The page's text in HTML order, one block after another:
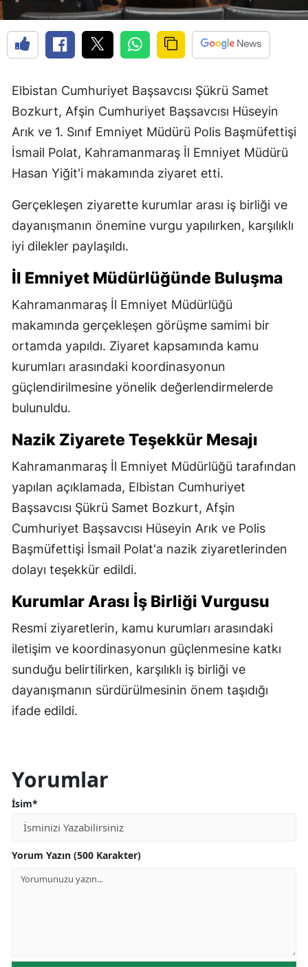
Elbistan Cumhuriyet Başsavcısı Şükrü Samet
Bozkurt, Afşin Cumhuriyet Başsavcısı Hüseyin
Arık ve 1. Sınıf Emniyet Müdürü Polis Başmüfettişi
İsmail Polat, Kahramanmaraş İl Emniyet Müdürü
Hasan Yiğit'i makamında ziyaret etti.
Gerçekleşen ziyarette kurumlar arası iş birliği ve
dayanışmanın önemine vurgu yapılırken, karşılıklı
iyi dilekler paylaşıldı.
İl Emniyet Müdürlüğünde Buluşma
Kahramanmaraş İl Emniyet Müdürlüğü
makamında gerçekleşen görüşme samimi bir
ortamda yapıldı. Ziyaret kapsamında kamu
kurumları arasındaki koordinasyonun
güçlendirilmesine yönelik değerlendirmelerde
bulunuldu.
Nazik Ziyarete Teşekkür Mesajı
Kahramanmaraş İl Emniyet Müdürlüğü tarafından
yapılan açıklamada, Elbistan Cumhuriyet
Başsavcısı Şükrü Samet Bozkurt, Afşin
Cumhuriyet Başsavcısı Hüseyin Arık ve Polis
Başmüfettişi İsmail Polat'a nazik ziyaretlerinden
dolayı teşekkür edildi.
Kurumlar Arası İş Birliği Vurgusu
Resmi ziyaretlerin, kamu kurumları arasındaki
iletişim ve koordinasyonun güçlenmesine katkı
sunduğu belirtilirken, karşılıklı iş birliği ve
dayanışmanın sürdürülmesinin önem taşıdığı
ifade edildi.
Yorumlar
İsim*
Yorum Yazın (500 Karakter)